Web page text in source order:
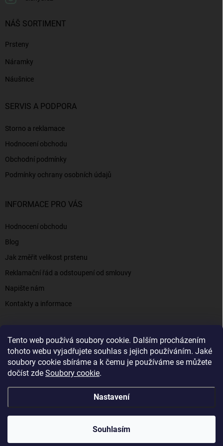
Tento web používá soubory cookie. Dalším procházením
tohoto webu vyjadřujete souhlas s jejich používáním. Jaké
soubory cookie sbíráme a k čemu je používáme se můžete
dočíst zde Soubory cookie.
Nastavení
Souhlasím
NÁŠ SORTIMENT
Prsteny
Náramky
Náušnice
SERVIS A PODPORA
Storno a reklamace
Hodnocení obchodu
Obchodní podmínky
Podmínky ochrany osobních údajů
INFORMACE PRO VÁS
Hodnocení obchodu
Blog
Jak změřit velikost prstenu
Reklamační řád a odstoupení od smlouvy
Napište nám
Kontakty a informace
Elenys.cz - šperky, kterým věříte už od roku 2016
Vytvořil Shoptet